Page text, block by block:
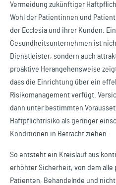
Vermeidung zukünftiger
Wohl der Patientinnen und
der Ecclesia und ihrer Kunden.
Gesundheitsunternehmen ist
Dienstleister, sondern auch
proaktive Herangehensweise
dass die Einrichtung über ein
Risikomanagement verfügt.
dann unter bestimmten
Haftpflichtrisiko als geringer
Konditionen in Betracht ziehen.
So entsteht ein Kreislauf aus
erhöhter Sicherheit, von dem
Patienten, Behandelnde und